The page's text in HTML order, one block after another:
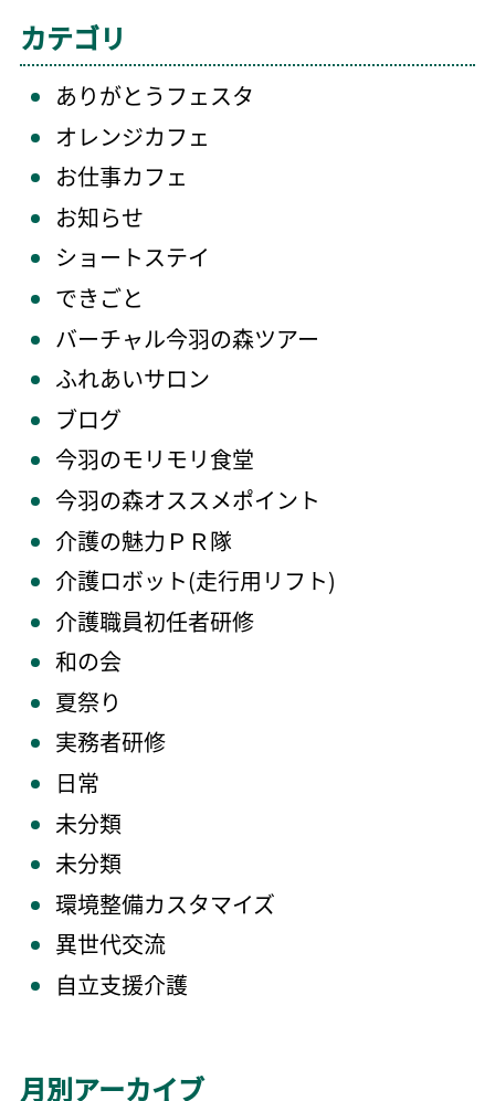
カテゴリ
ありがとうフェスタ
オレンジカフェ
お仕事カフェ
お知らせ
ショートステイ
できごと
バーチャル今羽の森ツアー
ふれあいサロン
ブログ
今羽のモリモリ食堂
今羽の森オススメポイント
介護の魅力ＰＲ隊
介護ロボット(走行用リフト)
介護職員初任者研修
和の会
夏祭り
実務者研修
日常
未分類
未分類
環境整備カスタマイズ
異世代交流
自立支援介護
月別アーカイブ